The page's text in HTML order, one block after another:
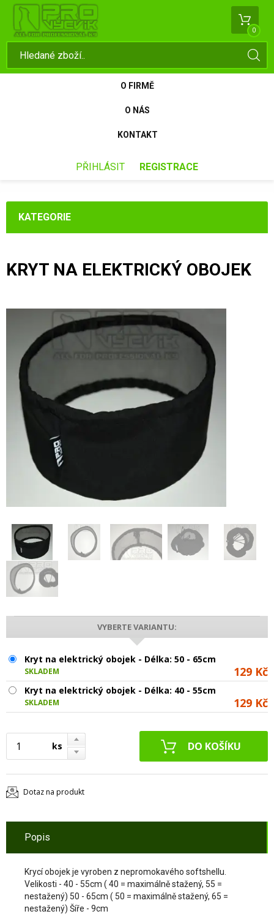
0
O FIRMĚ
O NÁS
KONTAKT
PŘIHLÁSIT REGISTRACE
KATEGORIE
KRYT NA ELEKTRICKÝ OBOJEK
VYBERTE VARIANTU:
Kryt na elektrický obojek - Délka: 50 - 65cm
SKLADEM 129 Kč
Kryt na elektrický obojek - Délka: 40 - 55cm
SKLADEM 129 Kč
ks
Dotaz na produkt
Popis
Krycí obojek je vyroben z nepromokavého softshellu.
Velikosti - 40 - 55cm ( 40 = maximálně stažený, 55 =
nestažený) 50 - 65cm ( 50 = maximálně stažený, 65 =
nestažený) Šíře - 9cm